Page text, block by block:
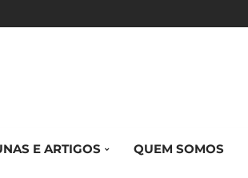
E ARTIGOS QUEM SOMOS